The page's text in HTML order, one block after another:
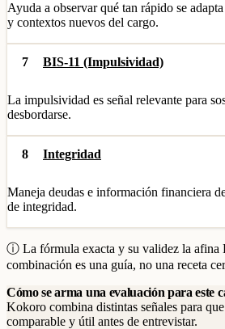
Ayuda a observar qué tan rápido se
y contextos nuevos del cargo.
7 BIS-11 (Impulsividad)
La impulsividad es señal relevante para
desbordarse.
8 Integridad
Maneja deudas e información financiera
de integridad.
ⓘ La fórmula exacta y su validez la afina
combinación es una guía, no una receta
Cómo se arma una evaluación para este
Kokoro combina distintas señales para
comparable y útil antes de entrevistar.